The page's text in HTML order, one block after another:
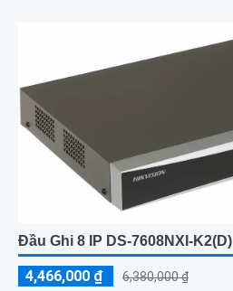
Đầu Ghi 8 IP DS-7608NXI-K2(D)
4,466,000 ₫ 6,380,000 ₫